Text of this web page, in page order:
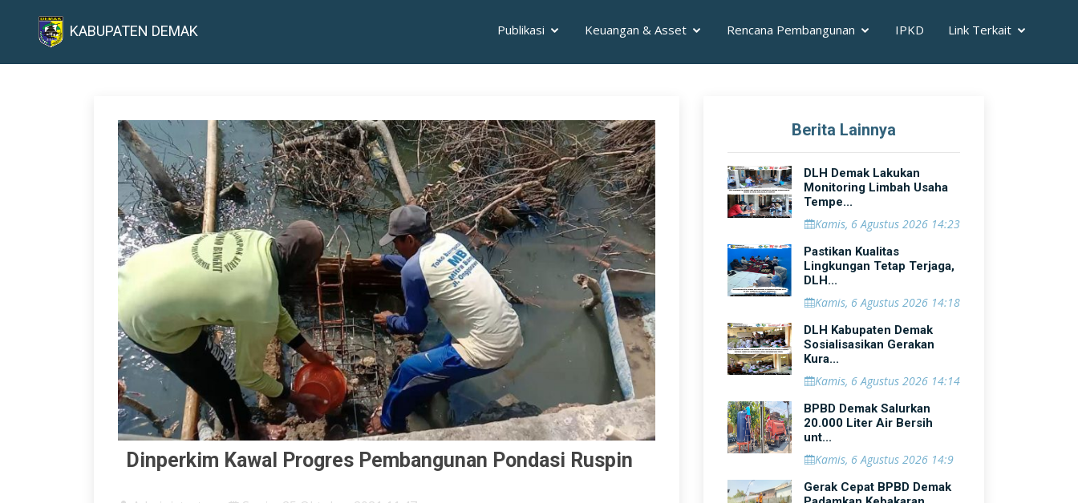
KABUPATEN DEMAK Publikasi Keuangan & Asset Rencana Pembangunan IPKD Link Terkait
Dinperkim Kawal Progres Pembangunan Pondasi Ruspin
Berita Lainnya
DLH Demak Lakukan
Monitoring Limbah Usaha
Tempe...
Kamis, 6 Agustus 2026 14:23
Pastikan Kualitas
Lingkungan Tetap Terjaga,
DLH...
Kamis, 6 Agustus 2026 14:18
DLH Kabupaten Demak
Sosialisasikan Gerakan
Kura...
Kamis, 6 Agustus 2026 14:14
BPBD Demak Salurkan
20.000 Liter Air Bersih
unt...
Kamis, 6 Agustus 2026 14:9
Gerak Cepat BPBD Demak